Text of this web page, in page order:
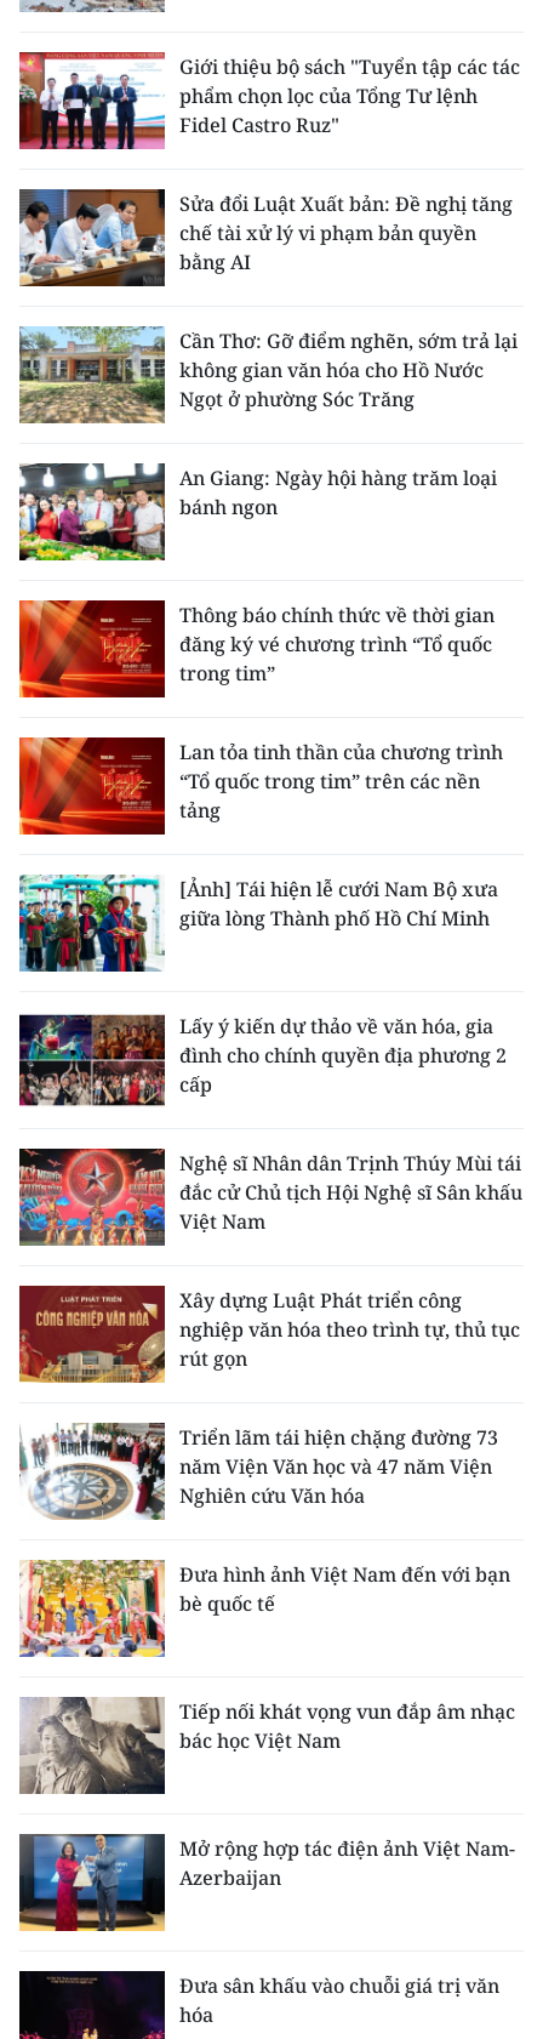
Giới thiệu bộ sách "Tuyển tập các tác
phẩm chọn lọc của Tổng Tư lệnh
Fidel Castro Ruz"
Sửa đổi Luật Xuất bản: Đề nghị tăng
chế tài xử lý vi phạm bản quyền
bằng AI
Cần Thơ: Gỡ điểm nghẽn, sớm trả lại
không gian văn hóa cho Hồ Nước
Ngọt ở phường Sóc Trăng
An Giang: Ngày hội hàng trăm loại
bánh ngon
Thông báo chính thức về thời gian
đăng ký vé chương trình “Tổ quốc
trong tim”
Lan tỏa tinh thần của chương trình
“Tổ quốc trong tim” trên các nền
tảng
[Ảnh] Tái hiện lễ cưới Nam Bộ xưa
giữa lòng Thành phố Hồ Chí Minh
Lấy ý kiến dự thảo về văn hóa, gia
đình cho chính quyền địa phương 2
cấp
Nghệ sĩ Nhân dân Trịnh Thúy Mùi tái
đắc cử Chủ tịch Hội Nghệ sĩ Sân khấu
Việt Nam
Xây dựng Luật Phát triển công
nghiệp văn hóa theo trình tự, thủ tục
rút gọn
Triển lãm tái hiện chặng đường 73
năm Viện Văn học và 47 năm Viện
Nghiên cứu Văn hóa
Đưa hình ảnh Việt Nam đến với bạn
bè quốc tế
Tiếp nối khát vọng vun đắp âm nhạc
bác học Việt Nam
Mở rộng hợp tác điện ảnh Việt Nam-
Azerbaijan
Đưa sân khấu vào chuỗi giá trị văn
hóa